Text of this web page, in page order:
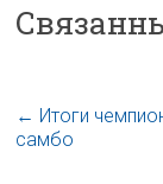
← Итоги
самбо